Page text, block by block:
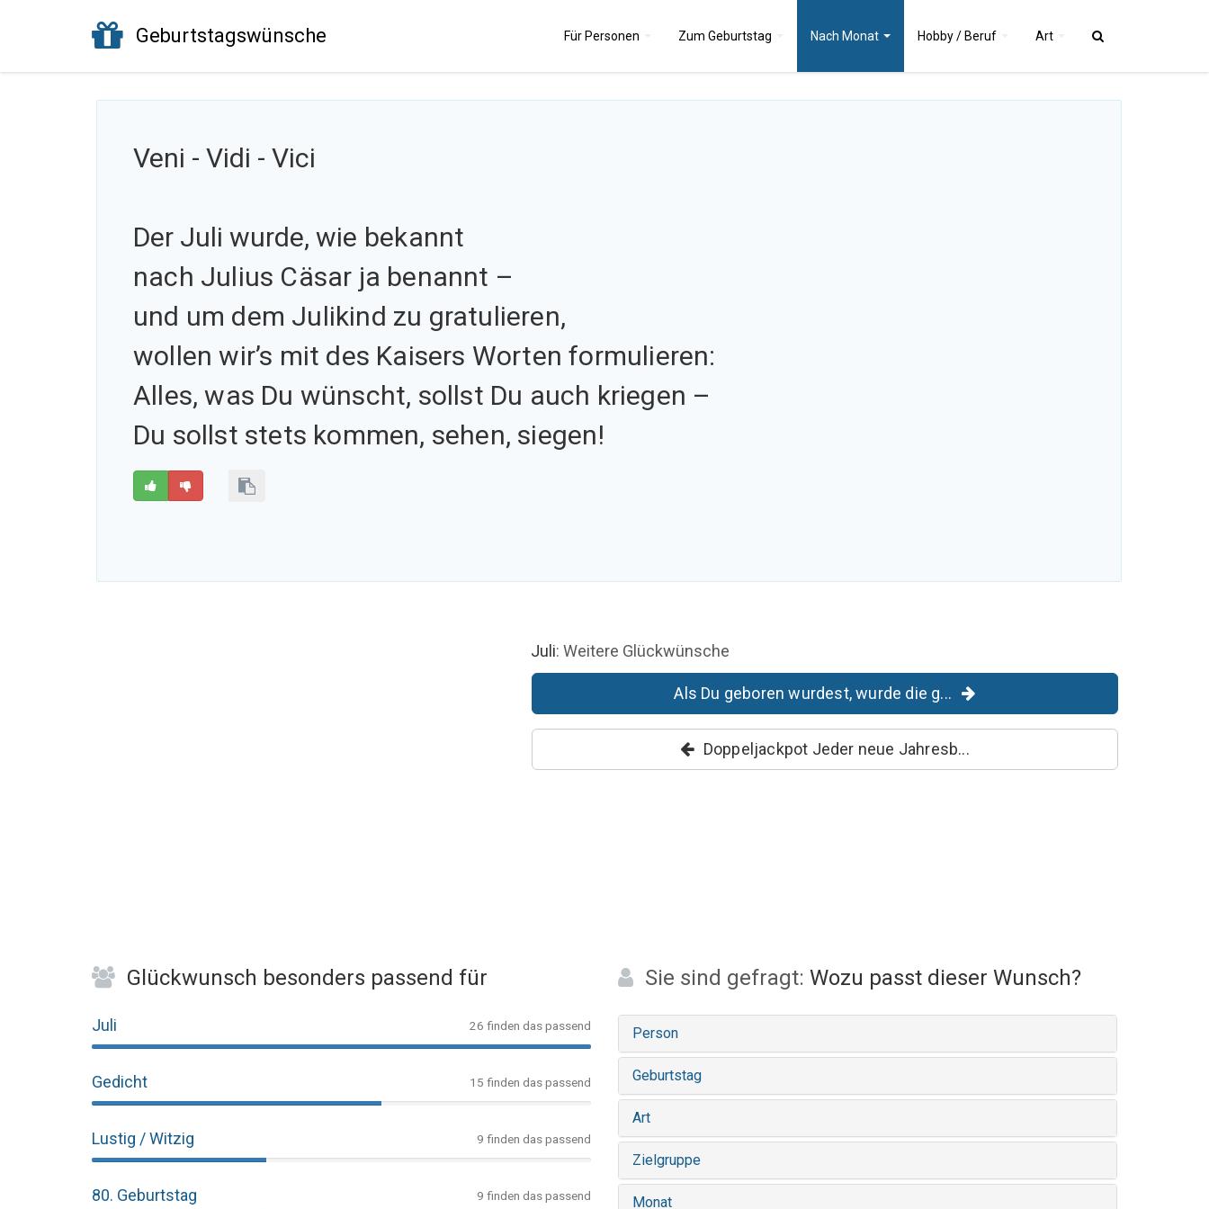
Geburtstagswünsche Für Personen Zum Geburtstag Nach Monat Hobby / Beruf Art
Veni - Vidi - Vici
Der Juli wurde, wie bekannt
nach Julius Cäsar ja benannt –
und um dem Julikind zu gratulieren,
wollen wir’s mit des Kaisers Worten formulieren:
Alles, was Du wünscht, sollst Du auch kriegen –
Du sollst stets kommen, sehen, siegen!
Juli: Weitere Glückwünsche
Als Du geboren wurdest, wurde die g...
Doppeljackpot Jeder neue Jahresb...
Glückwunsch besonders passend für
Juli 26 finden das passend
Gedicht 15 finden das passend
Lustig / Witzig 9 finden das passend
80. Geburtstag 9 finden das passend
Sie sind gefragt: Wozu passt dieser Wunsch?
Person
Geburtstag
Art
Zielgruppe
Monat